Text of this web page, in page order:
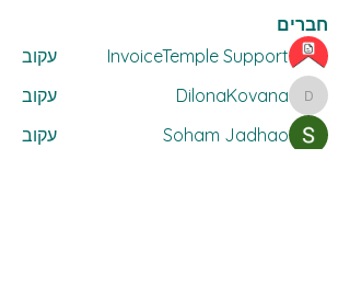
חברים
InvoiceTemple Support
עקוב
DilonaKovana
DilonaKovana
עקוב
Soham Jadhao
עקוב